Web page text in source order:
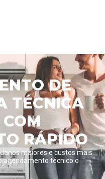
DE
TÉCNICA
RÁPIDO
maiores e custos mais
agendamento técnico o